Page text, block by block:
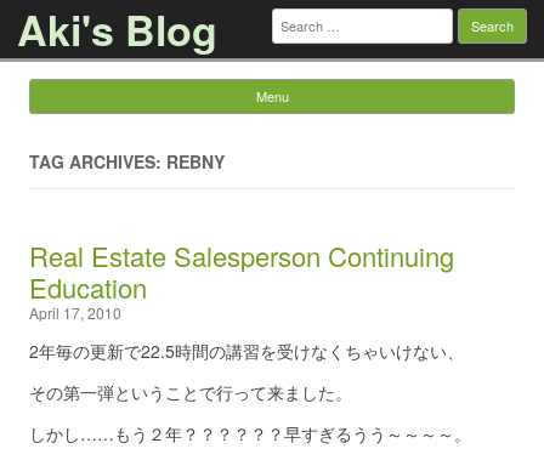
Aki's Blog Search
for:
Menu
TAG ARCHIVES: REBNY
Real Estate Salesperson Continuing
Education
April 17, 2010
2年毎の更新で22.5時間の講習を受けなくちゃいけない、
その第一弾ということで行って来ました。
しかし……もう２年？？？？？？早すぎるうう～～～～。